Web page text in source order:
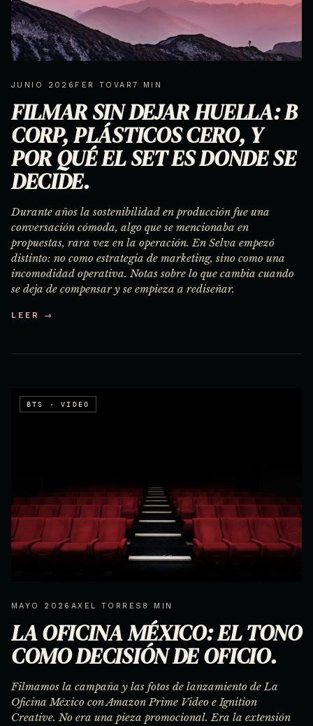
JUNIO 2026 FER TOVAR7 MIN
FILMAR SIN DEJAR HUELLA: B
CORP, PLÁSTICOS CERO, Y
POR QUÉ EL SET ES DONDE SE
DECIDE.
Durante años la sostenibilidad en producción fue una
conversación cómoda, algo que se mencionaba en
propuestas, rara vez en la operación. En Selva empezó
distinto: no como estrategia de marketing, sino como una
incomodidad operativa. Notas sobre lo que cambia cuando
se deja de compensar y se empieza a rediseñar.
LEER →
BTS · VIDEO
MAYO 2026 AXEL TORRES 8 MIN
LA OFICINA MÉXICO: EL TONO
COMO DECISIÓN DE OFICIO.
Filmamos la campaña y las fotos de lanzamiento de La
Oficina México con Amazon Prime Video e Ignition
Creative. No era una pieza promocional. Era la extensión